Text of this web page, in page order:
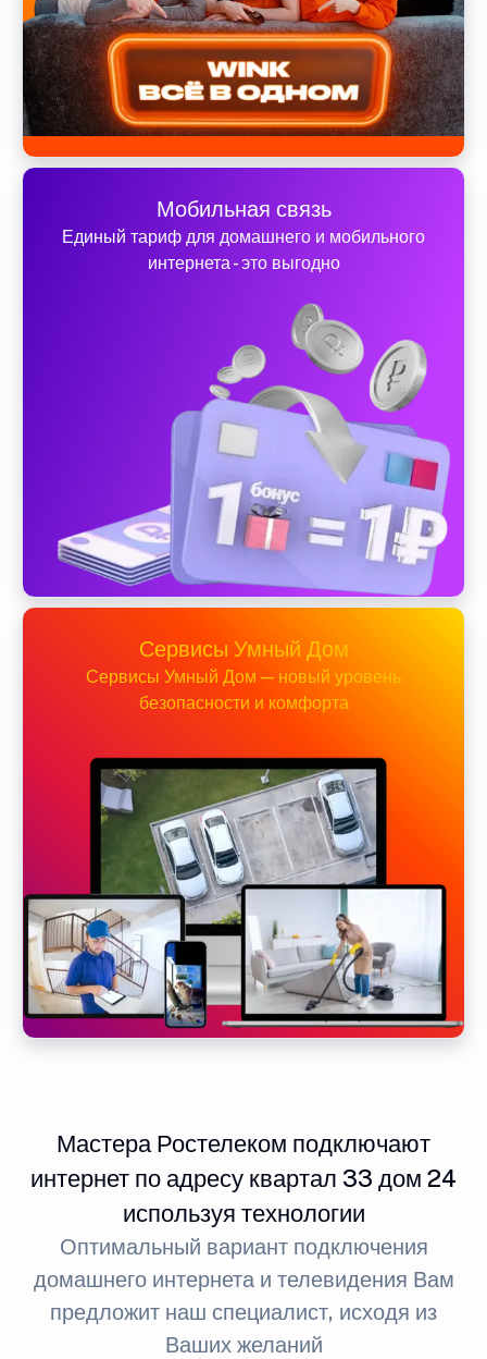
Мобильная связь
Единый тариф для домашнего и мобильного
интернета - это выгодно
Сервисы Умный Дом
Сервисы Умный Дом — новый уровень
безопасности и комфорта
Мастера Ростелеком подключают
интернет по адресу квартал 33 дом 24
используя технологии
Оптимальный вариант подключения
домашнего интернета и телевидения Вам
предложит наш специалист, исходя из
Ваших желаний